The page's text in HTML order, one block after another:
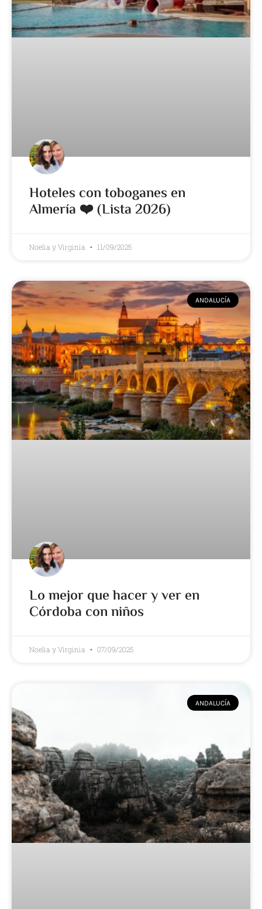
Hoteles con toboganes en
Almería ❤️ (Lista 2026)
Noelia y Virginia 11/09/2025
ANDALUCÍA
Lo mejor que hacer y ver en
Córdoba con niños
Noelia y Virginia 07/09/2025
ANDALUCÍA